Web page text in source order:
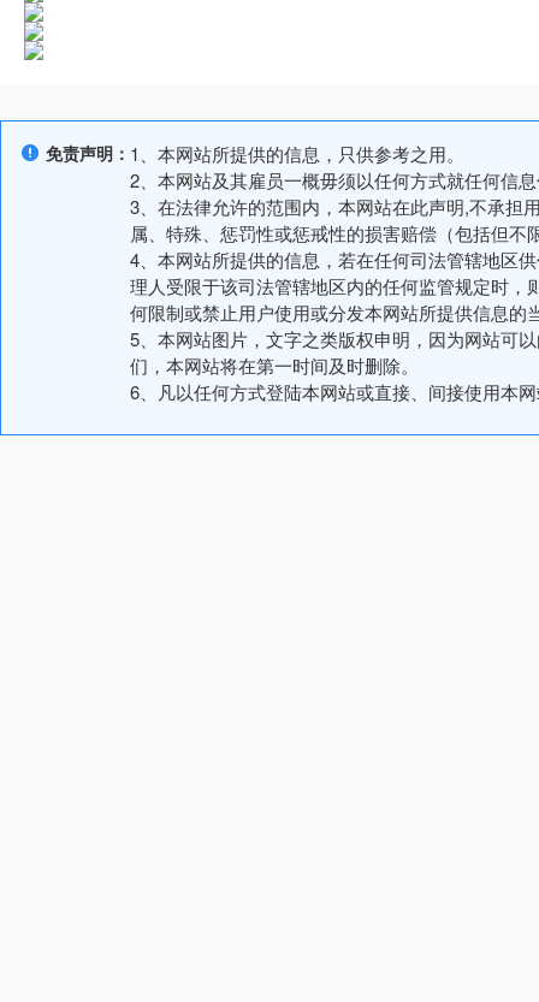
免责声明： 1、本网站所提供的信息，只供参考之用。
2、本网站及其雇员一概毋须以任何方式就任何信
3、在法律允许的范围内，本网站在此声明,不承担
属、特殊、惩罚性或惩戒性的损害赔偿（包括但
4、本网站所提供的信息，若在任何司法管辖地区
理人受限于该司法管辖地区内的任何监管规定时
何限制或禁止用户使用或分发本网站所提供信息的
5、本网站图片，文字之类版权申明，因为网站可
们，本网站将在第一时间及时删除。
6、凡以任何方式登陆本网站或直接、间接使用本